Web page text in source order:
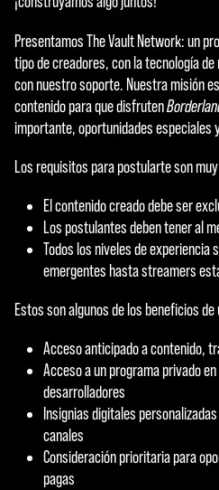
Presentamos The Vault Network: un
tipo de creadores, con la tecnología
con nuestro soporte. Nuestra misión
contenido para que disfruten
importante, oportunidades especiales
Los requisitos para postularte son
El contenido creado debe ser
Los postulantes deben tener al
Todos los niveles de experiencia
emergentes hasta streamers
Estos son algunos de los beneficios
Acceso anticipado a contenido,
Acceso a un programa privado
desarrolladores
Insignias digitales
canales
Consideración prioritaria para
pagas